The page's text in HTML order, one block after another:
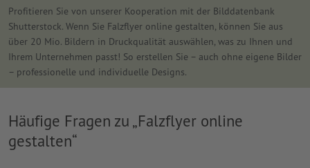
Profitieren Sie von unserer Kooperation mit der Bilddatenbank
Shutterstock. Wenn Sie Falzflyer online gestalten, können Sie aus
über 20 Mio. Bildern in Druckqualität auswählen, was zu Ihnen und
Ihrem Unternehmen passt! So erstellen Sie – auch ohne eigene Bilder
– professionelle und individuelle Designs.
Häufige Fragen zu „Falzflyer online
gestalten“